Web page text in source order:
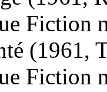
Fiction
(1961,
Fiction